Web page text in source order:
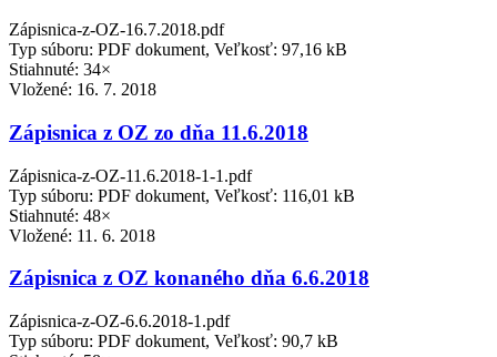
Zápisnica-z-OZ-16.7.2018.pdf
Typ súboru: PDF dokument, Veľkosť: 97,16 kB
Stiahnuté: 34×
Vložené: 16. 7. 2018
Zápisnica z OZ zo dňa 11.6.2018
Zápisnica-z-OZ-11.6.2018-1-1.pdf
Typ súboru: PDF dokument, Veľkosť: 116,01 kB
Stiahnuté: 48×
Vložené: 11. 6. 2018
Zápisnica z OZ konaného dňa 6.6.2018
Zápisnica-z-OZ-6.6.2018-1.pdf
Typ súboru: PDF dokument, Veľkosť: 90,7 kB